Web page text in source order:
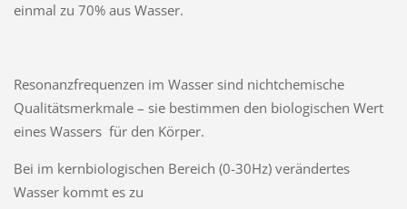
einmal zu 70% aus Wasser.
Resonanzfrequenzen im Wasser sind nichtchemische
Qualitätsmerkmale – sie bestimmen den biologischen Wert
eines Wassers für den Körper.
Bei im kernbiologischen Bereich (0-30Hz) verändertes
Wasser kommt es zu